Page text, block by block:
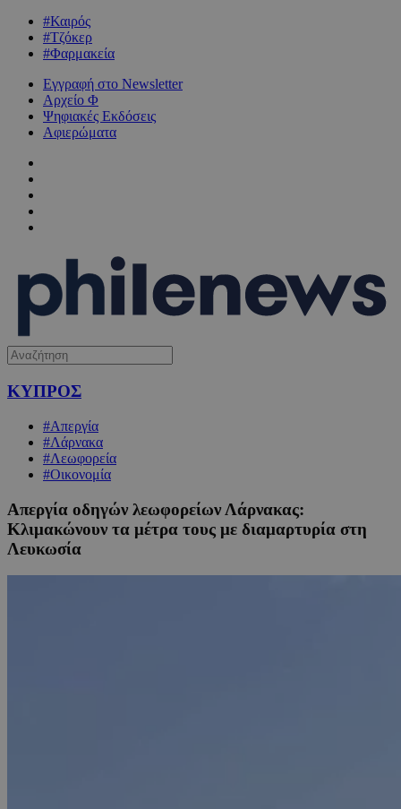
#Καιρός
#Τζόκερ
#Φαρμακεία
Εγγραφή στο Newsletter
Αρχείο Φ
Ψηφιακές Εκδόσεις
Αφιερώματα
ΚΥΠΡΟΣ
#Απεργία
#Λάρνακα
#Λεωφορεία
#Οικονομία
Απεργία οδηγών λεωφορείων Λάρνακας:
Κλιμακώνουν τα μέτρα τους με διαμαρτυρία στη
Λευκωσία